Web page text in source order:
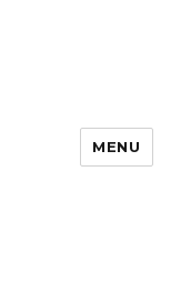
MENU